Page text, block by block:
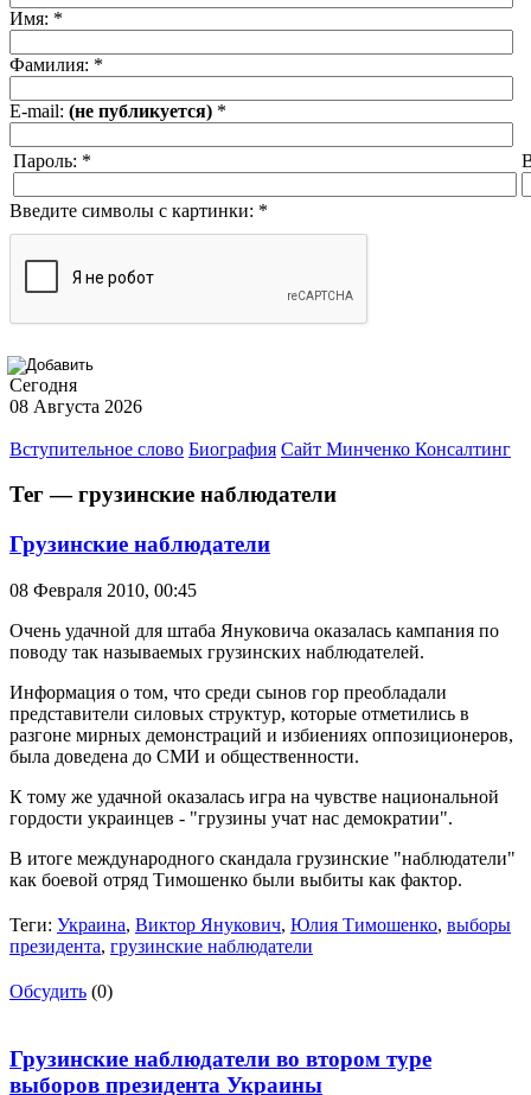
Имя: *
Фамилия: *
E-mail: (не публикуется) *
Пароль: *
Введите символы с картинки: *
Сегодня
08 Августа 2026
Вступительное слово Биография Сайт Минченко Консалтинг
Тег — грузинские наблюдатели
Грузинские наблюдатели
08 Февраля 2010, 00:45
Очень удачной для штаба Януковича оказалась кампания по
поводу так называемых грузинских наблюдателей.
Информация о том, что среди сынов гор преобладали
представители силовых структур, которые отметились в
разгоне мирных демонстраций и избиениях оппозиционеров,
была доведена до СМИ и общественности.
К тому же удачной оказалась игра на чувстве национальной
гордости украинцев - "грузины учат нас демократии".
В итоге международного скандала грузинские "наблюдатели"
как боевой отряд Тимошенко были выбиты как фактор.
Теги: Украина, Виктор Янукович, Юлия Тимошенко, выборы
президента, грузинские наблюдатели
Обсудить (0)
Грузинские наблюдатели во втором туре
выборов президента Украины